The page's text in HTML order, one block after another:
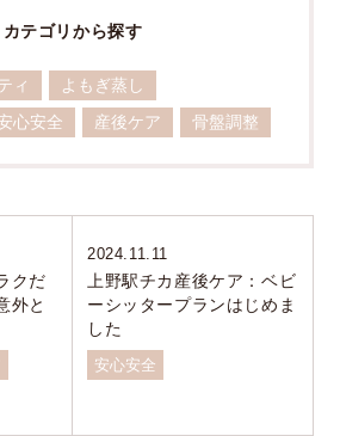
カテゴリから探す
ィ
よもぎ蒸し
心安全 産後ケア 骨盤調整
クだ
外と
2024.11.11
上野駅チカ産後ケア：ベビ
ーシッタープランはじめま
した
安心安全